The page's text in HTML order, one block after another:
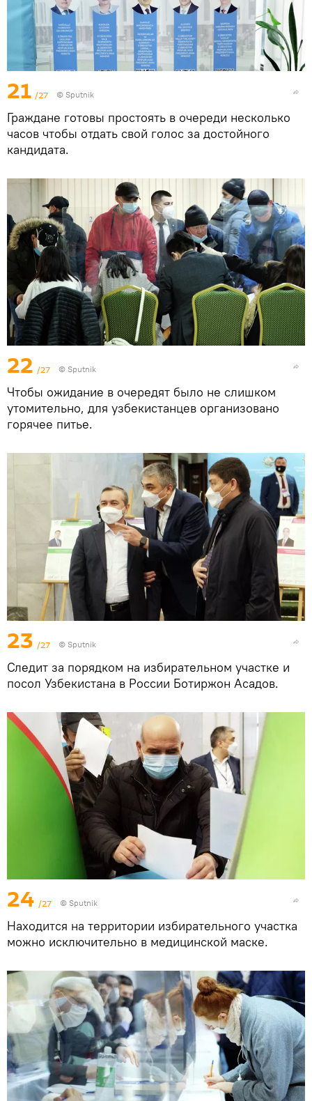
21 /27 © Sputnik
Граждане готовы простоять в очереди несколько
часов чтобы отдать свой голос за достойного
кандидата.
22 /27 © Sputnik
Чтобы ожидание в очередят было не слишком
утомительно, для узбекистанцев организовано
горячее питье.
23 /27 © Sputnik
Следит за порядком на избирательном участке и
посол Узбекистана в России Ботиржон Асадов.
24 /27 © Sputnik
Находится на территории избирательного участка
можно исключительно в медицинской маске.